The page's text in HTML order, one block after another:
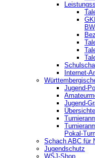
BW
Internet-
Jugend-
Jugend-
Pokal-
Schach ABC für
Jugendschutz
WSJ-Shop